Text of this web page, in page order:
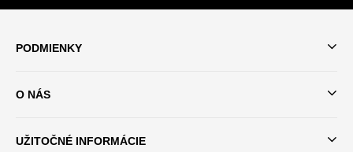
PODMIENKY
O NÁS
UŽITOČNÉ INFORMÁCIE